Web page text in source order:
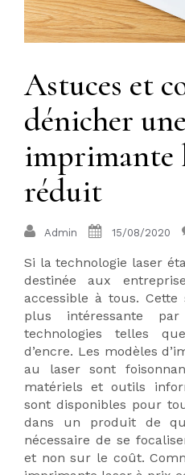
Astuces et
dénicher une
imprimante
réduit
Admin 15/08/2020
Si la technologie laser
destinée aux
accessible à tous.
plus intéressante
technologies telles
d’encre. Les modèles
au laser sont
matériels et outils
sont disponibles pour
dans un produit de
nécessaire de se
et non sur le coût.